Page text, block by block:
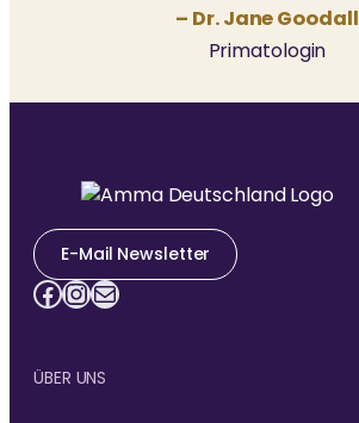
– Dr. Jane Goodall
Primatologin
E-Mail Newsletter
Facebook InstagramE-Mail
ÜBER UNS